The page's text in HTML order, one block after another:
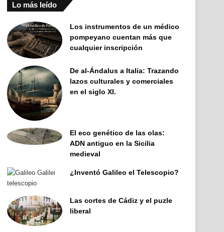
Lo más leído
Los instrumentos de un médico
pompeyano cuentan más que
cualquier inscripción
De al-Ándalus a Italia: Trazando
lazos culturales y comerciales
en el siglo XI.
El eco genético de las olas:
ADN antiguo en la Sicilia
medieval
¿Inventó Galileo el Telescopio?
Las cortes de Cádiz y el puzle
liberal